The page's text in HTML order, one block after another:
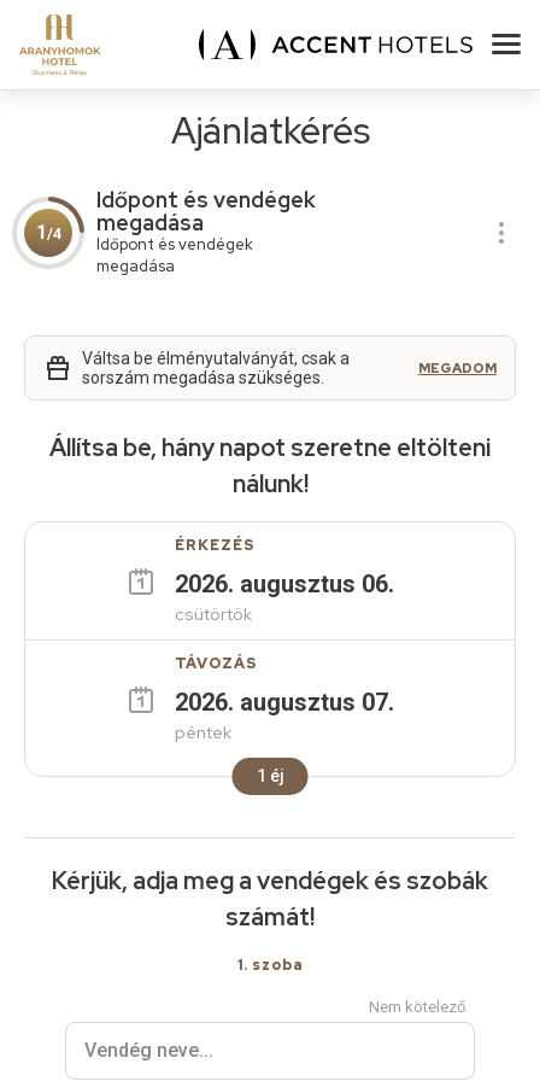
Ajánlatkérés
1/4
Időpont és vendégek
megadása
Időpont és vendégek
megadása
Váltsa be élményutalványát, csak a
sorszám megadása szükséges.
MEGADOM
Állítsa be, hány napot szeretne eltölteni
nálunk!
ÉRKEZÉS
2026. augusztus 06.
csütörtök
TÁVOZÁS
2026. augusztus 07.
péntek
1 éj
Kérjük, adja meg a vendégek és szobák
számát!
1. szoba
Nem kötelező